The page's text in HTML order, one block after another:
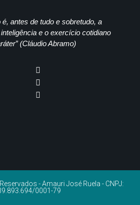
é, antes de tudo e sobretudo, a
e o exercício cotidiano
(Cláudio Abramo)
- Amauri José Ruela - CNPJ:
0001-79